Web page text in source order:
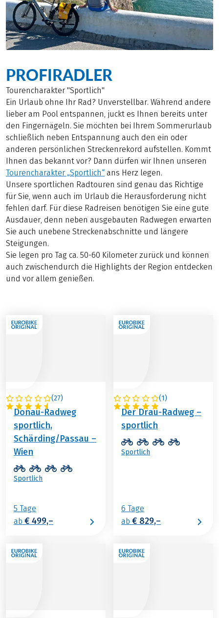
PROFIRADLER
Tourencharakter "Sportlich"
Ein Urlaub ohne Ihr Rad? Unverstellbar. Während andere
lieber am Pool entspannen, juckt es Ihnen bereits unter
den Fingernägeln. Sie möchten bei Ihrem Sommerurlaub
schließlich neben Entspannung auch den ein oder
anderen persönlichen Streckenrekord aufstellen. Kommt
Ihnen das bekannt vor? Dann dürfen wir Ihnen unseren
Tourencharakter „Sportlich“ ans Herz legen.
Unsere sportlichen Radtouren sind genau das Richtige
für Sie, wenn auch im Urlaub die Herausforderung nicht
fehlen darf. Für diese Radreisen benötigen Sie eine gute
Ausdauer, denn neben ausgebauten Radwegen erwarten
Sie auch unebene Streckenabschnitte und längere
Steigungen.
Sie legen pro Tag ca. 50-60 Kilometer zurück und können
auch zwischendurch die Highlights der Region entdecken
und vor allem genießen.
(27)
ÖSTERREICH
Donau-Radweg
sportlich,
Schärding/Passau –
Wien
Sportlich
5 Tage
ab € 499,–
(1)
ÖSTERREICH
Der Drau-Radweg –
sportlich
Sportlich
6 Tage
ab € 829,–